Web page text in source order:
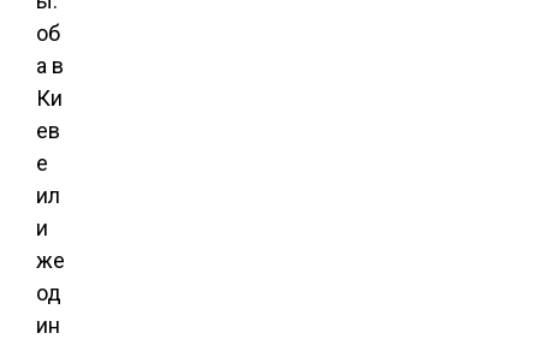
об
а в
Ки
ев
е
ил
и
же
од
ин